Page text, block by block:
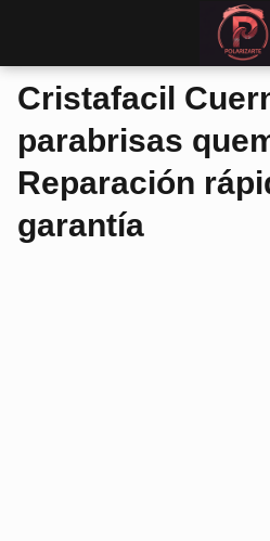
Cristafacil
parabrisas
Reparación
garantía